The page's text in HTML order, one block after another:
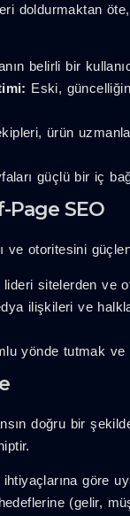
doldurmaktan
belirli bir
Eski,
ürün
güçlü bir iç
SEO
ve otoritesini
lideri sitelerden ve
ilişkileri ve
yönde tutmak
doğru bir
ihtiyaçlarına göre
(gelir,